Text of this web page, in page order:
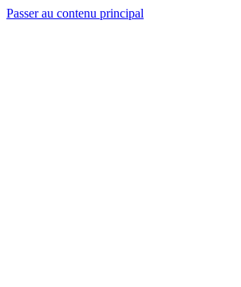
Passer au contenu principal